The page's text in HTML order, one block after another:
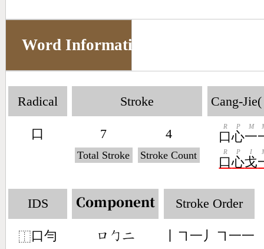
Word Information
Radical
口
Stroke
7
Total Stroke
4
Stroke Count
Cang-Jie(
口
R
心
P
一
M
口
R
心
P
戈
I
IDS
⿰口勻
Component
󶁶󶀿󶀒
Stroke Order
丨㇕一丿㇕一一